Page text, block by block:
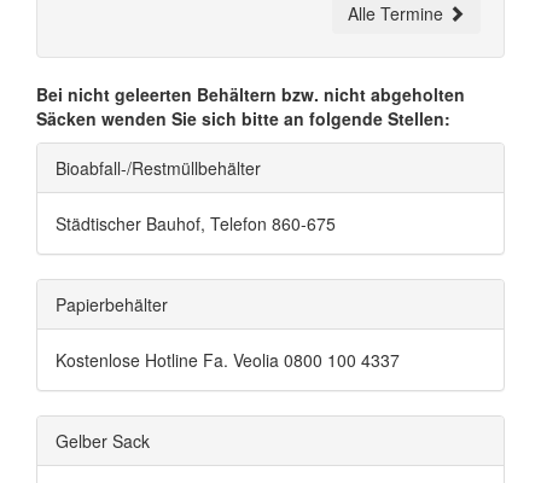
Alle Termine
Bei nicht geleerten Behältern bzw. nicht abgeholten
Säcken wenden Sie sich bitte an folgende Stellen:
Bioabfall-/Restmüllbehälter
Städtischer Bauhof, Telefon 860-675
Papierbehälter
Kostenlose Hotline Fa. Veolia 0800 100 4337
Gelber Sack